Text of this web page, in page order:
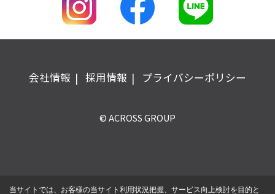
会社情報 採用情報 プライバシーポリシー
© ACROSS GROUP
当サイトでは、お客様の当サイト利用状況把握、サービス向上検討を目的と